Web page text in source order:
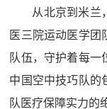
从北京到米兰
医三院运动医学团
队伍，守护着每一
中国空中技巧队的
队医疗保障实力的